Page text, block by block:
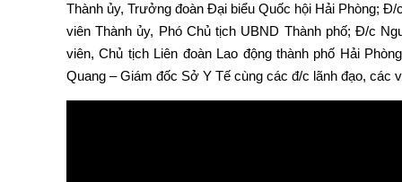
Thành ủy, Trưởng đoàn Đại biểu Quốc hội Hải Phòng;
viên Thành ủy, Phó Chủ tịch UBND Thành phố; Đ/c
viên, Chủ tịch Liên đoàn Lao động thành phố Hải
Quang – Giám đốc Sở Y Tế cùng các đ/c lãnh đạo, các